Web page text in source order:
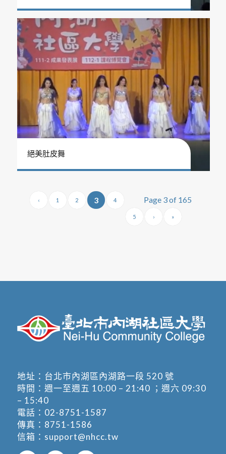
絕美肚皮舞
Page 3 of 165
‹ 1 2 3 4
5 › »
地址： 台北市內湖區內湖路一段 520 號
時間：週一至週五 10:00 – 21:40 ；週六 09:30
– 15:40
電話： 02-8751-1587
傳真：8751-1586
信箱： support@nhcc.tw